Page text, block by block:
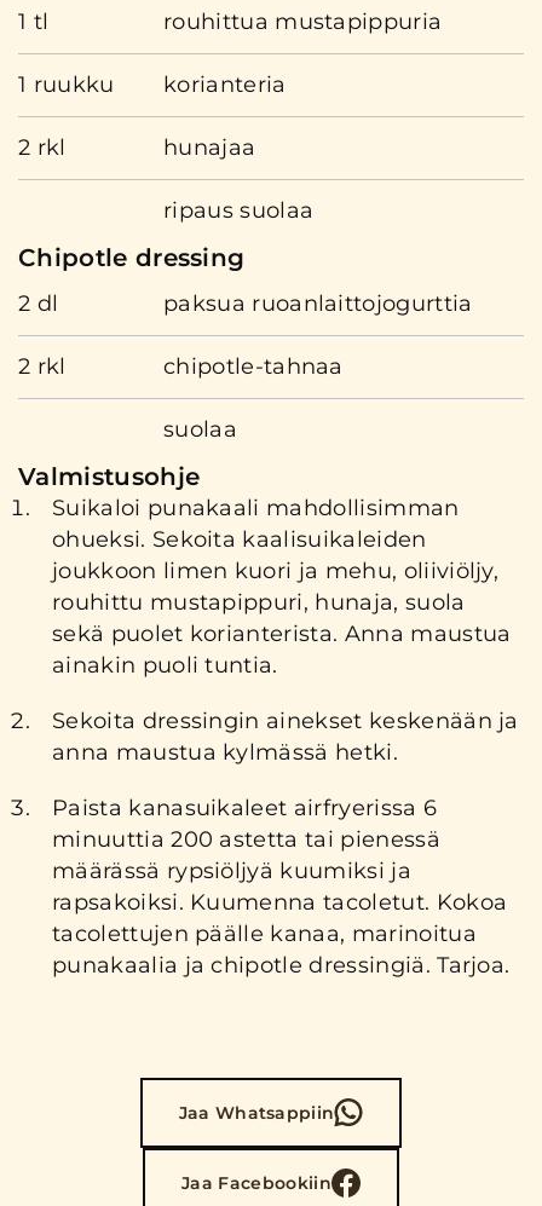
1 tl rouhittua mustapippuria
1 ruukku korianteria
2 rkl hunajaa
ripaus suolaa
Chipotle dressing
2 dl paksua ruoanlaittojogurttia
2 rkl chipotle-tahnaa
suolaa
Valmistusohje
Suikaloi punakaali mahdollisimman
ohueksi. Sekoita kaalisuikaleiden
joukkoon limen kuori ja mehu, oliiviöljy,
rouhittu mustapippuri, hunaja, suola
sekä puolet korianterista. Anna maustua
ainakin puoli tuntia.
Sekoita dressingin ainekset keskenään ja
anna maustua kylmässä hetki.
Paista kanasuikaleet airfryerissa 6
minuuttia 200 astetta tai pienessä
määrässä rypsiöljyä kuumiksi ja
rapsakoiksi. Kuumenna tacoletut. Kokoa
tacolettujen päälle kanaa, marinoitua
punakaalia ja chipotle dressingiä. Tarjoa.
Jaa Whatsappiin
Jaa Facebookiin